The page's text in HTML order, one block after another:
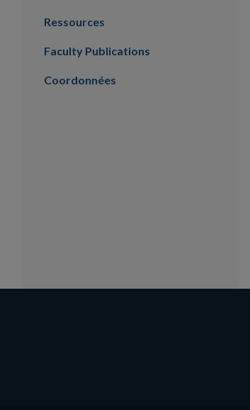
Ressources
Faculty Publications
Coordonnées